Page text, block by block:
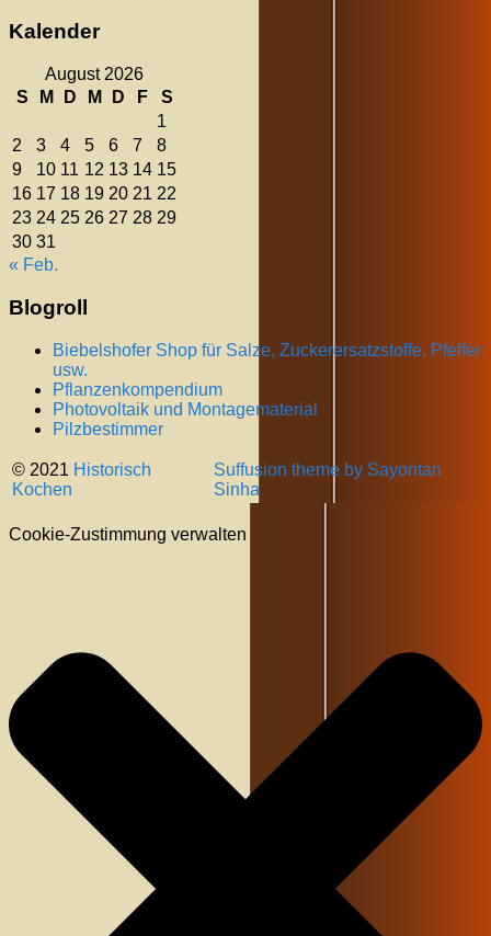
Kalender
August 2026
S
M D M D F
S
1
2
3 4 5 6 7
8
9
10 11 12 13 14 15
16 17 18 19 20 21 22
23 24 25 26 27 28 29
30 31
« Feb.
Blogroll
Biebelshofer Shop für Salze, Zuckerersatzstoffe, Pfeffer
usw.
Pflanzenkompendium
Photovoltaik und Montagematerial
Pilzbestimmer
© 2021 Historisch
Kochen
Suffusion theme by Sayontan
Sinha
Cookie-Zustimmung verwalten